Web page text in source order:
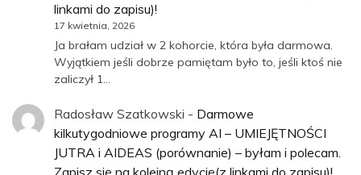
linkami do zapisu)!
17 kwietnia, 2026
Ja brałam udział w 2 kohorcie, która była darmowa.
Wyjątkiem jeśli dobrze pamiętam było to, jeśli ktoś nie
zaliczył 1…
Radosław Szatkowski - Darmowe
kilkutygodniowe programy AI – UMIEJĘTNOŚCI
JUTRA i AIDEAS (porównanie) – byłam i polecam.
Zapisz się na kolejną edycję(z linkami do zapisu)!